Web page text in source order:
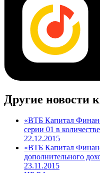
Другие новости
«ВТБ Капитал
серии 01 в
22.12.2015
«ВТБ Капитал
дополнительного
23.11.2015